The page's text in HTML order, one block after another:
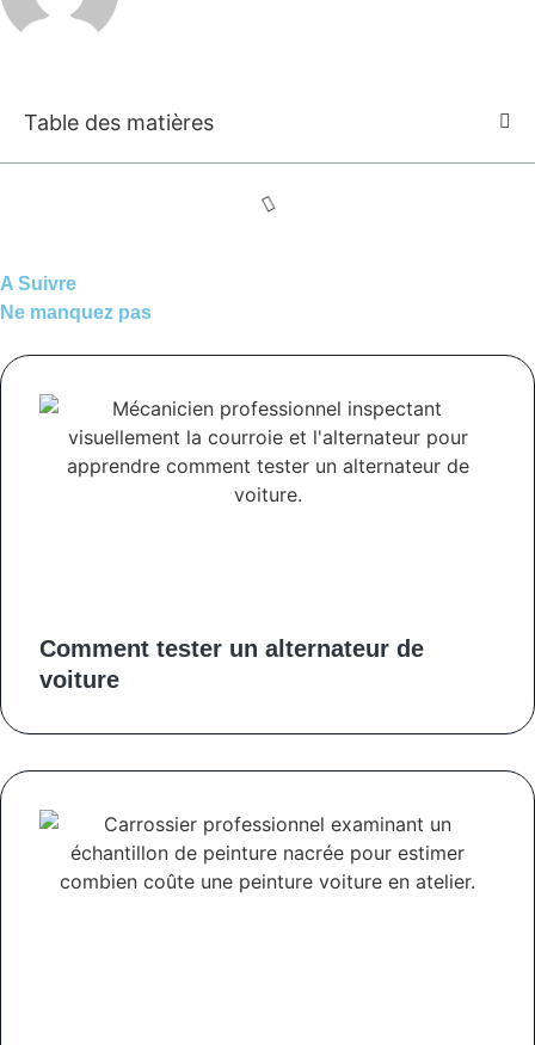
Table des matières
A Suivre
Ne manquez pas
Comment tester un alternateur de
voiture